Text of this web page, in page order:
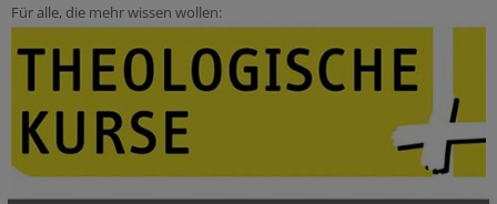
Für alle, die mehr wissen wollen: